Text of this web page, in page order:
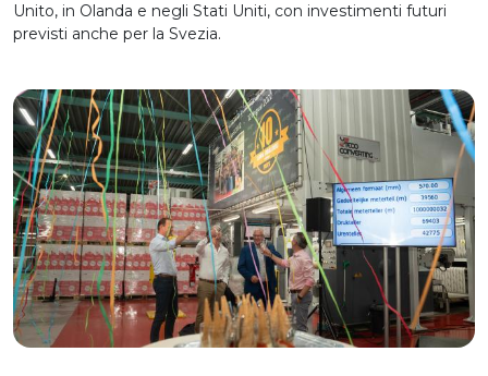
Unito, in Olanda e negli Stati Uniti, con investimenti futuri
previsti anche per la Svezia.